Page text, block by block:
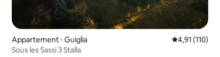
Appartement ⋅ Guiglia Évaluation
4,91 (110)
Sous les Sassi 3 Stalla